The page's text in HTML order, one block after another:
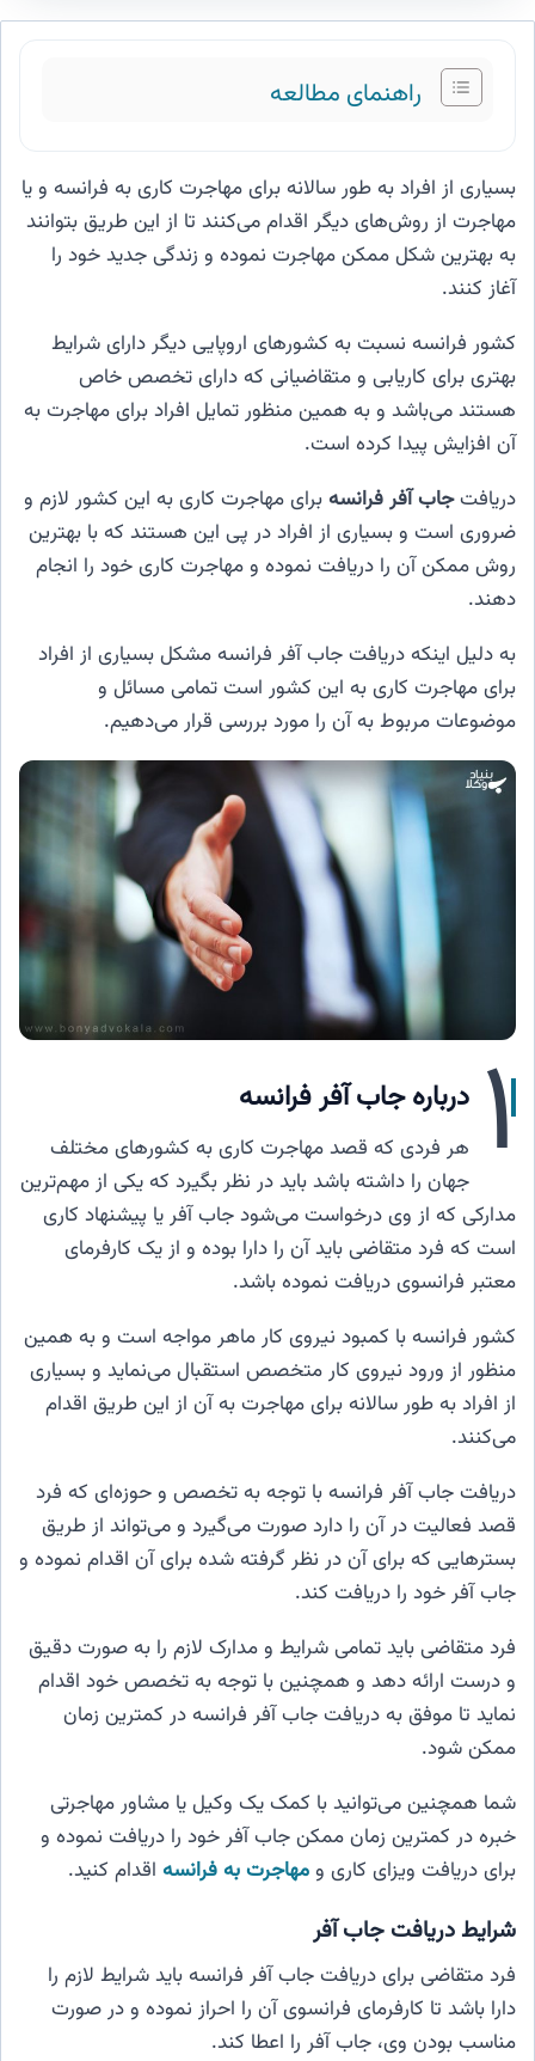
راهنمای مطالعه
بسیاری از افراد به طور سالانه برای مهاجرت کاری به فرانسه و یا
مهاجرت از روش‌های دیگر اقدام می‌کنند تا از این طریق بتوانند
به بهترین شکل ممکن مهاجرت نموده و زندگی جدید خود را
آغاز کنند.
کشور فرانسه نسبت به کشورهای اروپایی دیگر دارای شرایط
بهتری برای کاریابی و متقاضیانی که دارای تخصص خاص
هستند می‌باشد و به همین منظور تمایل افراد برای مهاجرت به
آن افزایش پیدا کرده است.
دریافتجاب آفر فرانسه برای مهاجرت کاری به این کشور لازم و
ضروری است و بسیاری از افراد در پی این هستند که با بهترین
روش ممکن آن را دریافت نموده و مهاجرت کاری خود را انجام
دهند.
به دلیل اینکه دریافت جاب آفر فرانسه مشکل بسیاری از افراد
برای مهاجرت کاری به این کشور است تمامی مسائل و
موضوعات مربوط به آن را مورد بررسی قرار می‌دهیم.
۱ درباره جاب آفر فرانسه
هر فردی که قصد مهاجرت کاری به کشورهای مختلف
جهان را داشته باشد باید در نظر بگیرد که یکی از مهم‌ترین
مدارکی که از وی درخواست می‌شود جاب آفر یا پیشنهاد کاری
است که فرد متقاضی باید آن را دارا بوده و از یک کارفرمای
معتبر فرانسوی دریافت نموده باشد.
کشور فرانسه با کمبود نیروی کار ماهر مواجه است و به همین
منظور از ورود نیروی کار متخصص استقبال می‌نماید و بسیاری
از افراد به طور سالانه برای مهاجرت به آن از این طریق اقدام
می‌کنند.
دریافت جاب آفر فرانسه با توجه به تخصص و حوزه‌ای که فرد
قصد فعالیت در آن را دارد صورت می‌گیرد و می‌تواند از طریق
بسترهایی که برای آن در نظر گرفته شده برای آن اقدام نموده و
جاب آفر خود را دریافت کند.
فرد متقاضی باید تمامی شرایط و مدارک لازم را به صورت دقیق
و درست ارائه دهد و همچنین با توجه به تخصص خود اقدام
نماید تا موفق به دریافت جاب آفر فرانسه در کمترین زمان
ممکن شود.
شما همچنین می‌توانید با کمک یک وکیل یا مشاور مهاجرتی
خبره در کمترین زمان ممکن جاب آفر خود را دریافت نموده و
برای دریافت ویزای کاری ومهاجرت به فرانسه اقدام کنید.
شرایط دریافت جاب آفر
فرد متقاضی برای دریافت جاب آفر فرانسه باید شرایط لازم را
دارا باشد تا کارفرمای فرانسوی آن را احراز نموده و در صورت
مناسب بودن وی، جاب آفر را اعطا کند.